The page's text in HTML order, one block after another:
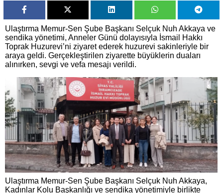
Ulaştırma Memur-Sen Şube Başkanı Selçuk Nuh Akkaya ve
sendika yönetimi, Anneler Günü dolayısıyla İsmail Hakkı
Toprak Huzurevi’ni ziyaret ederek huzurevi sakinleriyle bir
araya geldi. Gerçekleştirilen ziyarette büyüklerin duaları
alınırken, sevgi ve vefa mesajı verildi.
Ulaştırma Memur-Sen Şube Başkanı Selçuk Nuh Akkaya,
Kadınlar Kolu Başkanlığı ve sendika yönetimiyle birlikte